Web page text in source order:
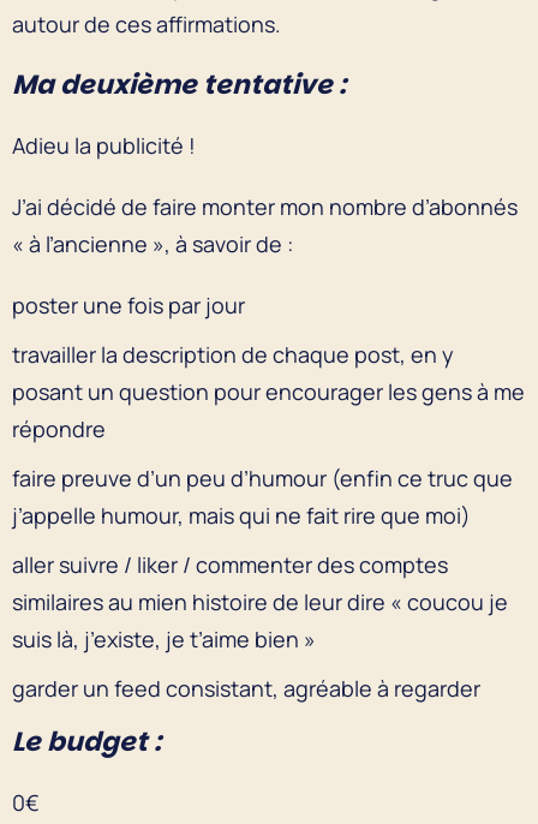
autour de ces affirmations.
Ma deuxième tentative :
Adieu la publicité !
J’ai décidé de faire monter mon nombre d’abonnés
« à l’ancienne », à savoir de :
poster une fois par jour
travailler la description de chaque post, en y
posant un question pour encourager les gens à me
répondre
faire preuve d’un peu d’humour (enfin ce truc que
j’appelle humour, mais qui ne fait rire que moi)
aller suivre / liker / commenter des comptes
similaires au mien histoire de leur dire « coucou je
suis là, j’existe, je t’aime bien »
garder un feed consistant, agréable à regarder
Le budget :
0€